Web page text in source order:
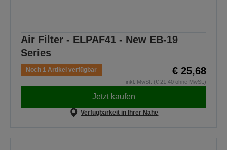
Air Filter - ELPAF41 - New EB-19
Series
Noch 1 Artikel verfügbar € 25,68
inkl. MwSt. (€ 21,40 ohne MwSt.)
Jetzt kaufen
Verfügbarkeit in Ihrer Nähe